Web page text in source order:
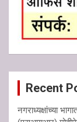
Recent
नगराध्यक्षांच्या